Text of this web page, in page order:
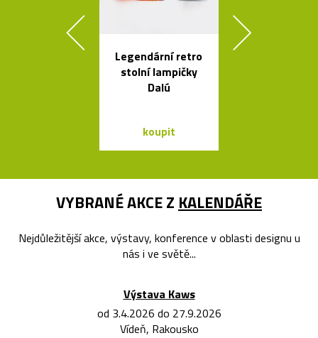
Legendární retro
stolní lampičky
Dalú
koupit
VYBRANÉ AKCE Z KALENDÁŘE
Nejdůležitější akce, výstavy, konference v oblasti designu u
nás i ve světě...
Výstava Kaws
od 3.4.2026 do 27.9.2026
Vídeň, Rakousko